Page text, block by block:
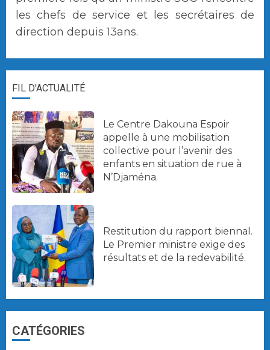
les chefs de service et les secrétaires de
direction depuis 13ans.
FIL D'ACTUALITÉ
Le Centre Dakouna Espoir
appelle à une mobilisation
collective pour l’avenir des
enfants en situation de rue à
N’Djaména.
Restitution du rapport biennal.
Le Premier ministre exige des
résultats et de la redevabilité.
CATÉGORIES